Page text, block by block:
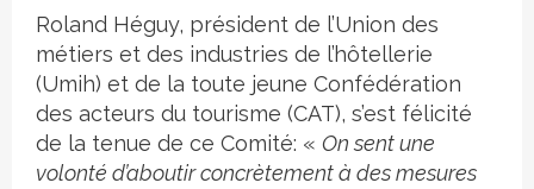
Roland Héguy, président de l’Union des
métiers et des industries de l’hôtellerie
(Umih) et de la toute jeune Confédération
des acteurs du tourisme (CAT), s’est félicité
de la tenue de ce Comité: « On sent une
volonté d’aboutir concrètement à des mesures